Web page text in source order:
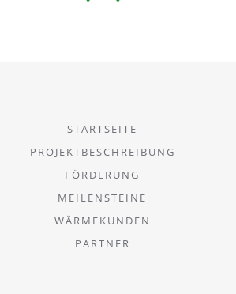
STARTSEITE
PROJEKTBESCHREIBUNG
FÖRDERUNG
MEILENSTEINE
WÄRMEKUNDEN
PARTNER